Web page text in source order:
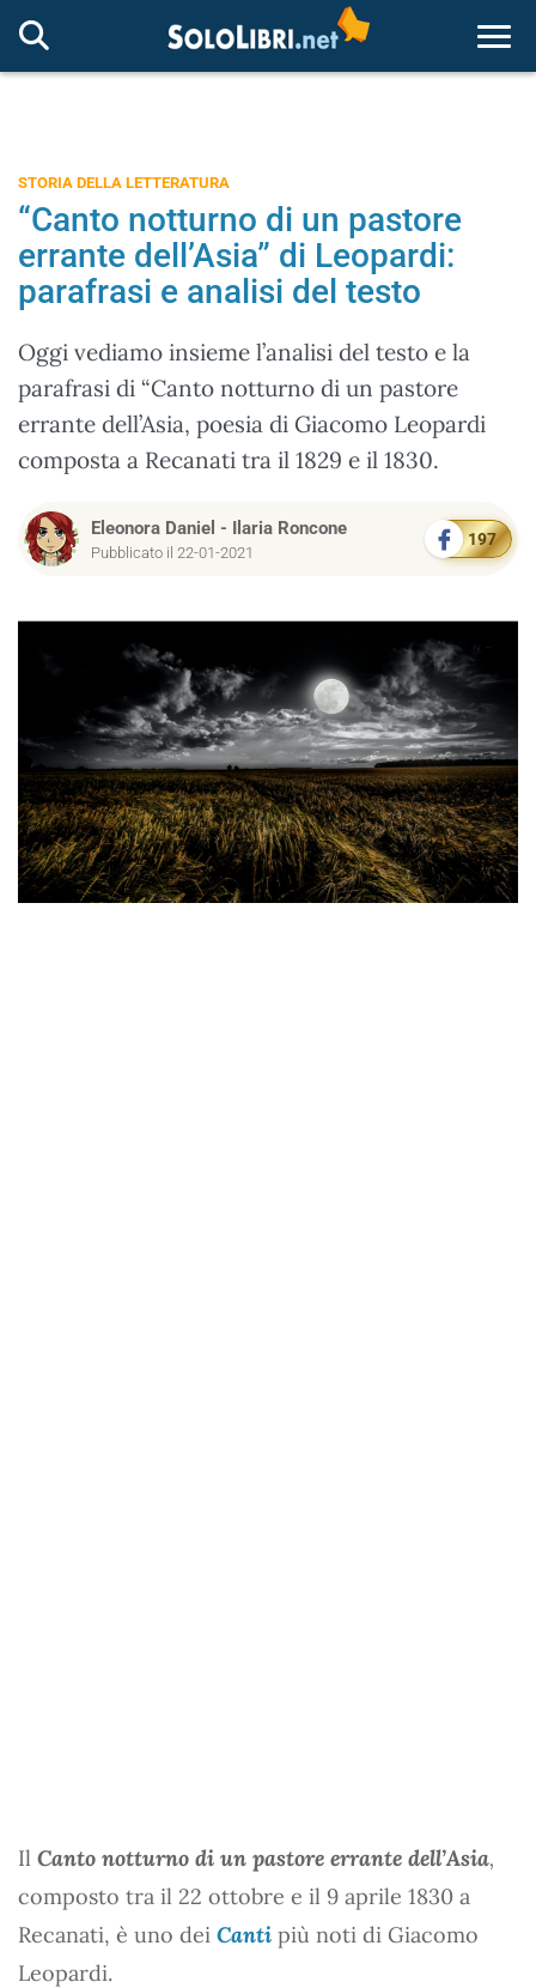
STORIA DELLA LETTERATURA
“Canto notturno di un pastore
errante dell’Asia” di Leopardi:
parafrasi e analisi del testo
Oggi vediamo insieme l’analisi del testo e la
parafrasi di “Canto notturno di un pastore
errante dell’Asia, poesia di Giacomo Leopardi
composta a Recanati tra il 1829 e il 1830.
Eleonora Daniel - Ilaria Roncone
Pubblicato il 22-01-2021
197
Il Canto notturno di un pastore errante dell’Asia,
composto tra il 22 ottobre e il 9 aprile 1830 a
Recanati, è uno dei Canti più noti di Giacomo
Leopardi.